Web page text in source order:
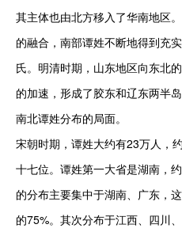
其主体也由北方移入了华南地区
的融合，南部谭姓不断地得到充
氏。明清时期，山东地区向东北
的加速，形成了胶东和辽东两半
南北谭姓分布的局面。
宋朝时期，谭姓大约有23万人，
十七位。谭姓第一大省是湖南，
的分布主要集中于湖南、广东，
的75%。其次分布于江西、四川